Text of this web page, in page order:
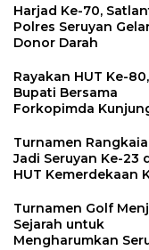
Antara Hak, Batas,
Etika Hukum
Harjad Ke-70,
Polres Seruyan
Donor Darah
Rayakan HUT Ke-80,
Bupati Bersama
Forkopimda
Turnamen
Jadi Seruyan Ke-23
HUT Kemerdekaan
Turnamen Golf
Sejarah untuk
Mengharumkan